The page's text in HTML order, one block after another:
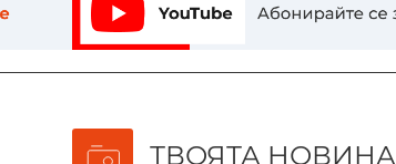
ТВОЯТА НОВИНА